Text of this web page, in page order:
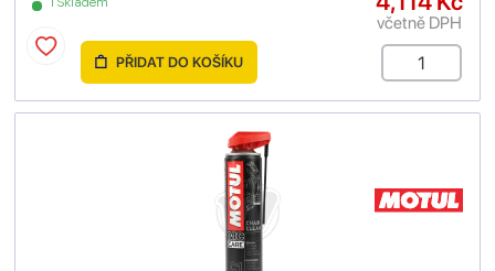
včetně DPH
PŘIDAT DO KOŠÍKU